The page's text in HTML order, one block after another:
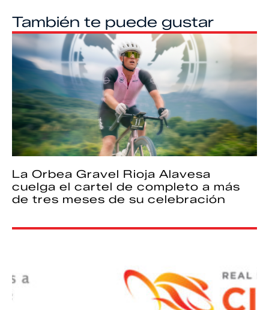
También te puede gustar
La Orbea Gravel Rioja Alavesa
cuelga el cartel de completo a más
de tres meses de su celebración